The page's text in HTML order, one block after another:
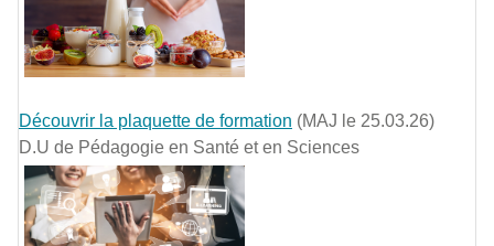
Découvrir la plaquette de formation (MAJ le 25.03.26)
D.U de Pédagogie en Santé et en Sciences